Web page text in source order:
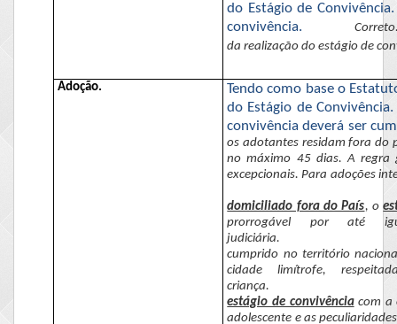
do Estágio de
convivência.
da realização do estágio de
Adoção.
Tendo como base o
do Estágio de
convivência deverá ser
os adotantes residam fora do
no máximo 45 dias. A regra
excepcionais. Para adoções
domiciliado fora do País, o
prorrogável por até
judiciária.
cumprido no território
cidade limítrofe,
criança.
estágio de convivênciacom a
adolescente e as